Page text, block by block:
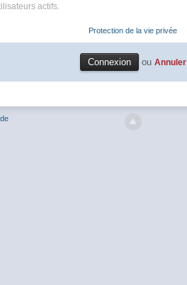
actifs.
Protection de la vie privée
ou Annuler